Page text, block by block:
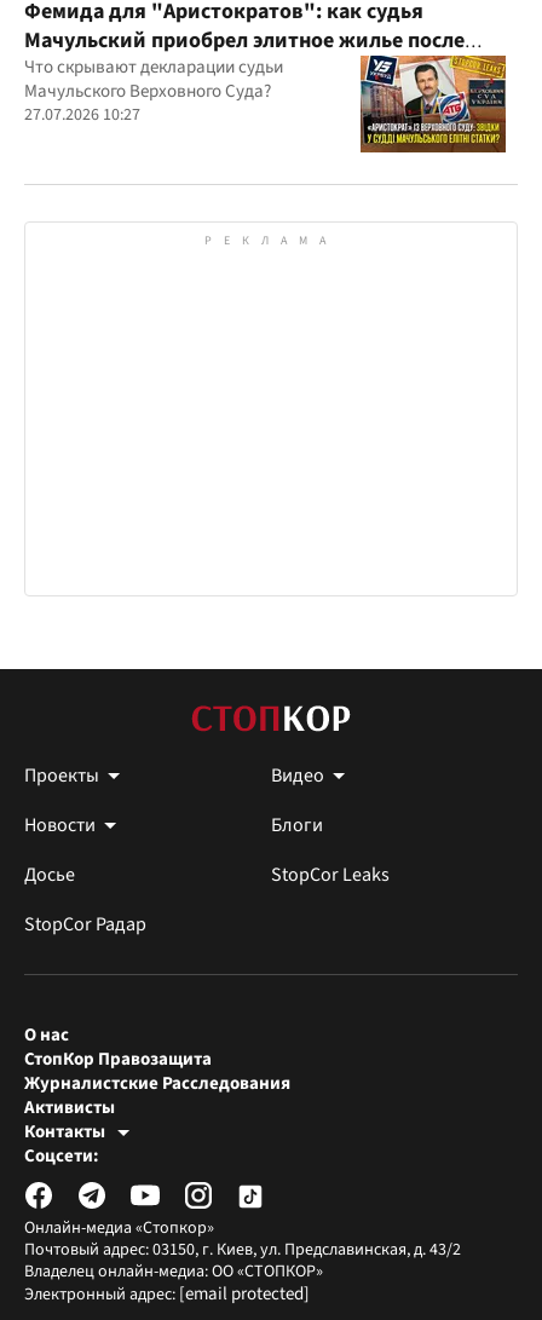
Фемида для "Аристократов": как судья
Мачульский приобрел элитное жилье после
вердикта в пользу застройщика?
Что скрывают декларации судьи
Мачульского Верховного Суда?
27.07.2026 10:27
Проекты
Видео
Новости
Блоги
Досье
StopCor Leaks
StopCor Радар
Онлайн-медиа «Стопкор»
Почтовый адрес: 03150, г. Киев, ул. Предславинская, д. 43/2
Владелец онлайн-медиа: ОО «СТОПКОР»
Электронный адрес: [email protected]
О нас
СтопКор Правозащита
Журналистские Расследования
Активисты
Контакты
Редакция СтопКора
Журналисты-расследователи
Соцсети: